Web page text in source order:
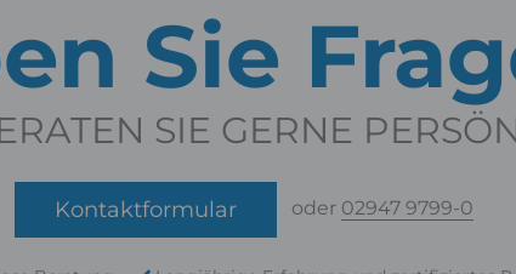
Sie
SIE GERNE
Kontaktformular oder 02947 9799-0